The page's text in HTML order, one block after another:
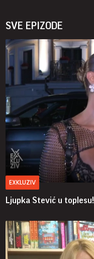
SVE EPIZODE
EXKLUZIV
Ljupka Stević u toplesu!